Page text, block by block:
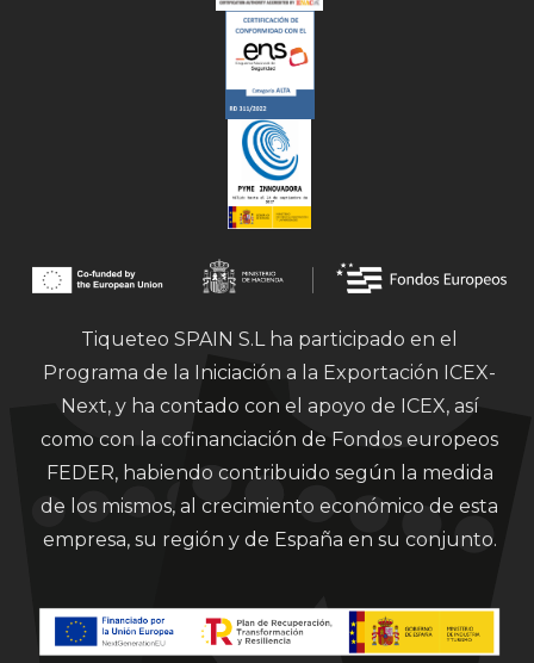
Tiqueteo SPAIN S.L ha participado en el
Programa de la Iniciación a la Exportación ICEX-
Next, y ha contado con el apoyo de ICEX, así
como con la cofinanciación de Fondos europeos
FEDER, habiendo contribuido según la medida
de los mismos, al crecimiento económico de esta
empresa, su región y de España en su conjunto.